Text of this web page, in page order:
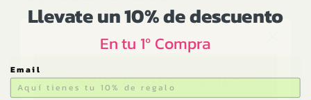
Precio
36,65 €
AÑADIR AL CARRITO
¡¡Aviso importante!!
Llevate un 10% de descuento
En tu 1º Compra
Email